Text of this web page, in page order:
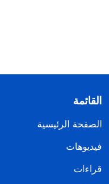
القائمة
الصفحة الرئيسية
فيديوهات
قراءات